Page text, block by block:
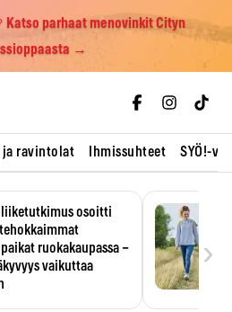
Katso parhaat menovinkit Cityn
→
ja ravintolat Ihmissuhteet SYÖ!-
osoitti
ruokakaupassa –
vaikuttaa
›